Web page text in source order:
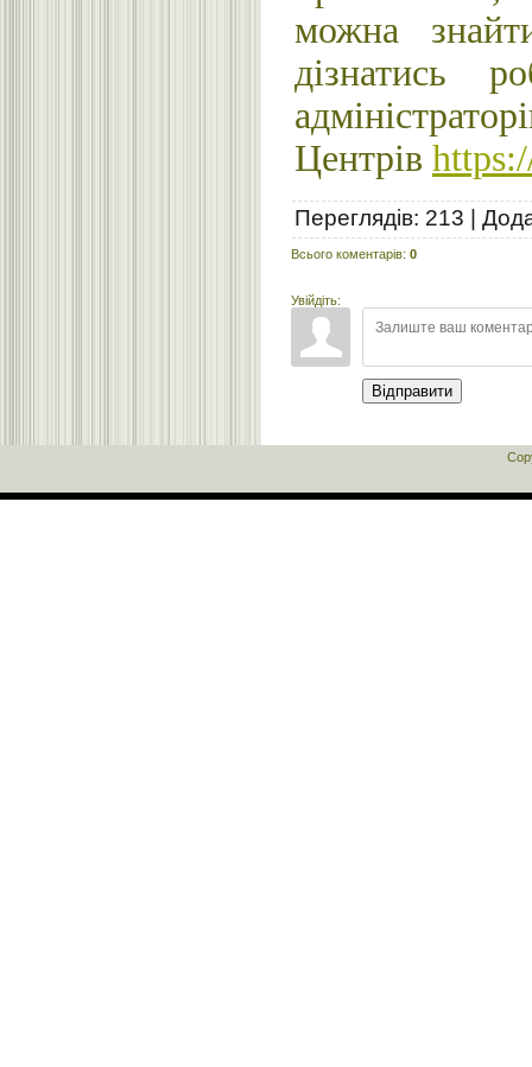
можна
дізнатись
Центрів
Переглядів: 213 |
Всього коментарів: 0
Увійдіть:
Відправити